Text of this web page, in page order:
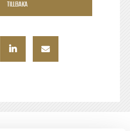
TILLBAKA